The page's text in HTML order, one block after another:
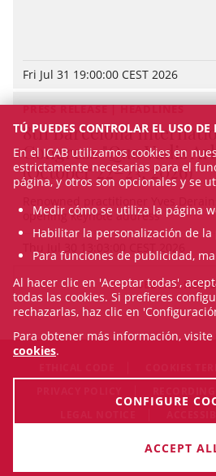
Fri Jul 31 19:00:00 CEST 2026
PRESS RELEASE | HEADLINES
8th Barcelona
Congress "Quo Vadis
(October 22–23, 2026)
opening keynote address
Thu Jul 30 13:03:00 CEST 2026
SEE ALL NEWS
© Thu Aug 06 04:49:01 CEST
TÚ PUEDES CONTROLAR EL USO DE
En el ICAB utilizamos cookies en
estrictamente necesarias para el
página, y otros son opcionales y se
Medir cómo se utiliza la página
Habilitar la personalización de la
Para funciones de publicidad,
Al hacer clic en 'Aceptar todas',
todas las cookies. Si prefieres
rechazarlas, haz clic en
Para obtener más información,
cookies.
CONFIGURE
ACCEPT